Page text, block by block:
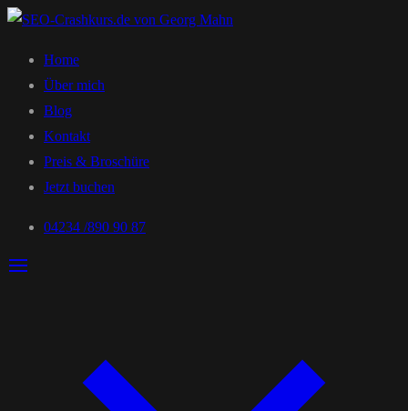
Home
Über mich
Blog
Kontakt
Preis & Broschüre
Jetzt buchen
04234 /890 90 87